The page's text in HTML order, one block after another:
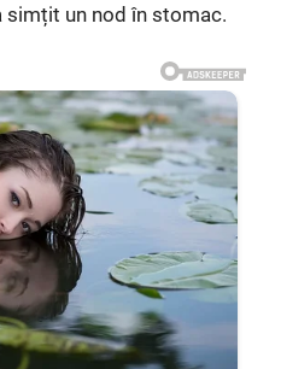
simțit un nod în stomac.